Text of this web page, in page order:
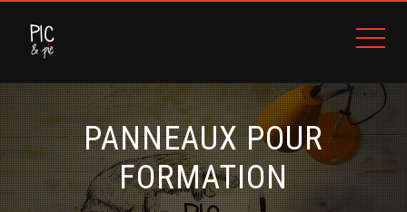
PANNEAUX POUR
FORMATION